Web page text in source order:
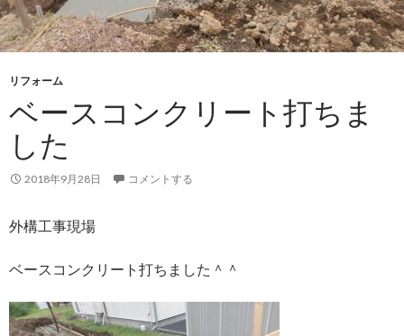
リフォーム
ベースコンクリート打ちま
した
2018年9月28日 コメントする
外構工事現場
ベースコンクリート打ちました＾＾